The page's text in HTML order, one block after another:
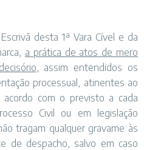
desta 1ª Vara Cível e da
a prática de atos de mero
, assim entendidos os
processual, atinentes ao
com o previsto a cada
Civil ou em legislação
tragam qualquer gravame às
de despacho, salvo em caso